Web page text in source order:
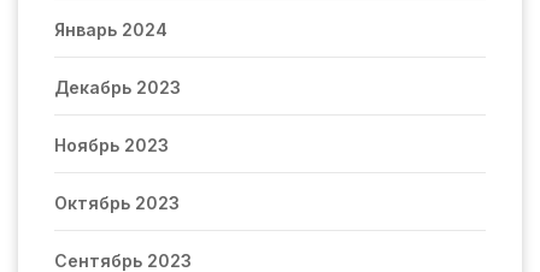
Январь 2024
Декабрь 2023
Ноябрь 2023
Октябрь 2023
Сентябрь 2023